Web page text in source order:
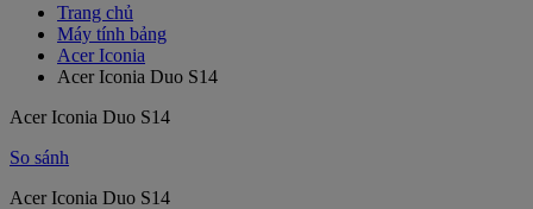
Trang chủ
Máy tính bảng
Acer Iconia
Acer Iconia Duo S14
Acer Iconia Duo S14
So sánh
Acer Iconia Duo S14